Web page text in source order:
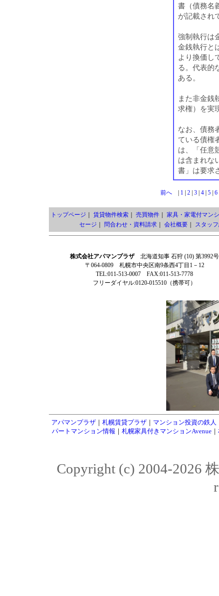
書（債務名
が記載され
強制執行は
金銭執行と
より換価し
る。代表的
ある。
また非金銭
求権）を実
なお、債務
ている債権
は、「任意
は含まれな
書」は要求
前へ 1 2 3 4 5 6
トップページ 賃貸物件検索｜ 売買物件｜ 家具・家電付マン
セージ
問合わせ・資料請求｜ 会社概要｜ スタッ
株式会社アパマンプラザ北海道知事 石狩 (10) 第3992号
〒064-0809 札幌市中央区南9条西4丁目1－12
TEL:011-513-0007 FAX:011-513-7778
フリーダイヤル:0120-015510（携帯可）
アパマンプラザ ｜ 札幌賃貸プラザ ｜ マンション投資の鉄人
パートマンション情報 ｜ 札幌家具付きマンションAvenue｜
Copyright (c) 2004-2026